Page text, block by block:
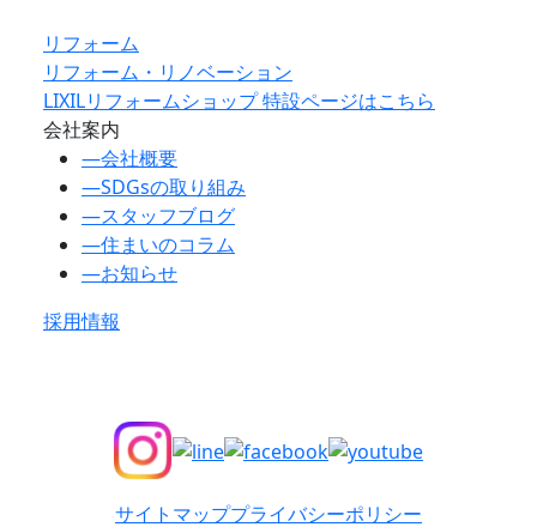
リフォーム
リフォーム・リノベーション
LIXILリフォームショップ 特設ページはこちら
会社案内
―会社概要
―SDGsの取り組み
―スタッフブログ
―住まいのコラム
―お知らせ
採用情報
サイトマッププライバシーポリシー